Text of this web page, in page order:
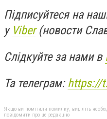
Підписуйтеся на
у Viber(новости
Слідкуйте за нами в
Та телеграм: https://
Якщо ви помітили помилку, виділіть
повідомити про це редакцію